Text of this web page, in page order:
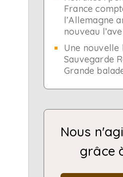
France
l’Allemagne
nouveau
Une nouvelle
Sauvegarde
Grande
Nous
grâce